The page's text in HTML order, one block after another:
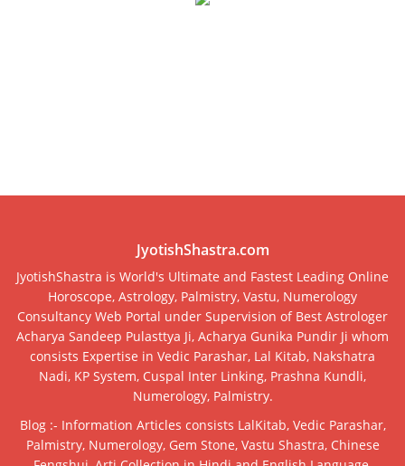
JyotishShastra.com
JyotishShastra is World's Ultimate and Fastest Leading Online
Horoscope, Astrology, Palmistry, Vastu, Numerology
Consultancy Web Portal under Supervision of Best Astrologer
Acharya Sandeep Pulasttya Ji, Acharya Gunika Pundir Ji whom
consists Expertise in Vedic Parashar, Lal Kitab, Nakshatra
Nadi, KP System, Cuspal Inter Linking, Prashna Kundli,
Numerology, Palmistry.
Blog :- Information Articles consists LalKitab, Vedic Parashar,
Palmistry, Numerology, Gem Stone, Vastu Shastra, Chinese